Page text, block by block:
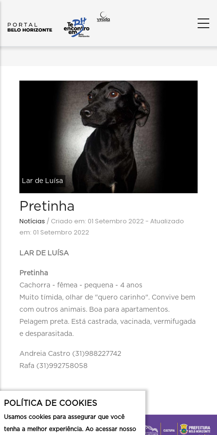
Lar de Luísa
Pretinha
Notícias / Criado em: 01 Setembro 2022 - Atualizado
em: 01 Setembro 2022
LAR DE LUÍSA
Pretinha
Cachorra - fêmea - pequena - 4 anos
Muito tímida, olhar de "quero carinho". Convive bem
com outros animais. Boa para apartamentos.
Pelagem preta. Está castrada, vacinada, vermifugada
e desparasitada.
Andreia Castro (31)988227742
Rafa (31)992758058
POLÍTICA DE COOKIES
Usamos cookies para assegurar que você
tenha a melhor experiência. Ao acessar nosso